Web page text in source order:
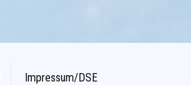
Impressum/DSE